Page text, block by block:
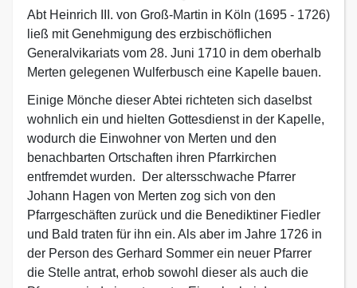
Abt Heinrich III. von Groß-Martin in Köln (1695 - 1726)
ließ mit Genehmigung des erzbischöflichen
Generalvikariats vom 28. Juni 1710 in dem oberhalb
Merten gelegenen Wulferbusch eine Kapelle bauen.
Einige Mönche dieser Abtei richteten sich daselbst
wohnlich ein und hielten Gottesdienst in der Kapelle,
wodurch die Einwohner von Merten und den
benachbarten Ortschaften ihren Pfarrkirchen
entfremdet wurden. Der altersschwache Pfarrer
Johann Hagen von Merten zog sich von den
Pfarrgeschäften zurück und die Benediktiner Fiedler
und Bald traten für ihn ein. Als aber im Jahre 1726 in
der Person des Gerhard Sommer ein neuer Pfarrer
die Stelle antrat, erhob sowohl dieser als auch die